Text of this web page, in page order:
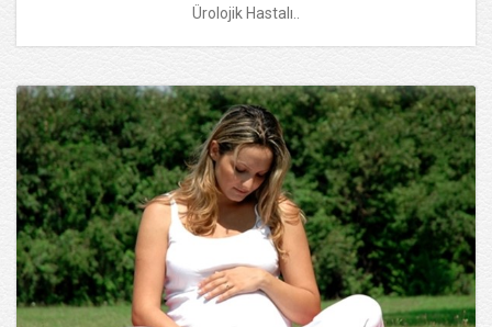
Ürolojik Hastalı..